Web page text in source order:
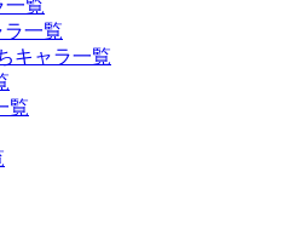
一覧
一覧
キャラ一覧
覧